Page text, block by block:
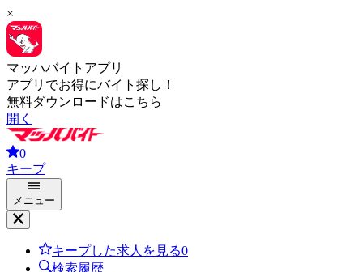
×
マッハバイトアプリ
アプリでお得にバイト探し！
無料ダウンロードはこちら
開く
0
キープ
メニュー
キープした求人を見る0
検索履歴